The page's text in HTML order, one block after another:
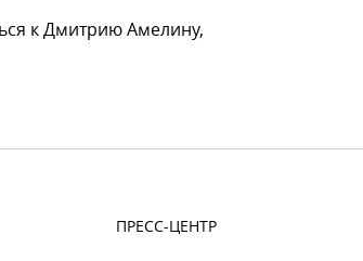
к Дмитрию Амелину,
ПРЕСС-ЦЕНТР